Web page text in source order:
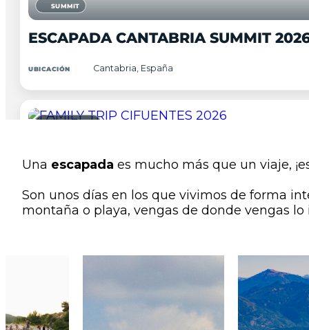
SUMMIT
ESCAPADA CANTABRIA SUMMIT
UBICACIÓN Cantabria, España
FAMILY TRIP CIFUENTES 2026
14-30
Una escapada es mucho más que un viaje,
Son unos días en los que vivimos de forma
montaña o playa, vengas de donde vengas